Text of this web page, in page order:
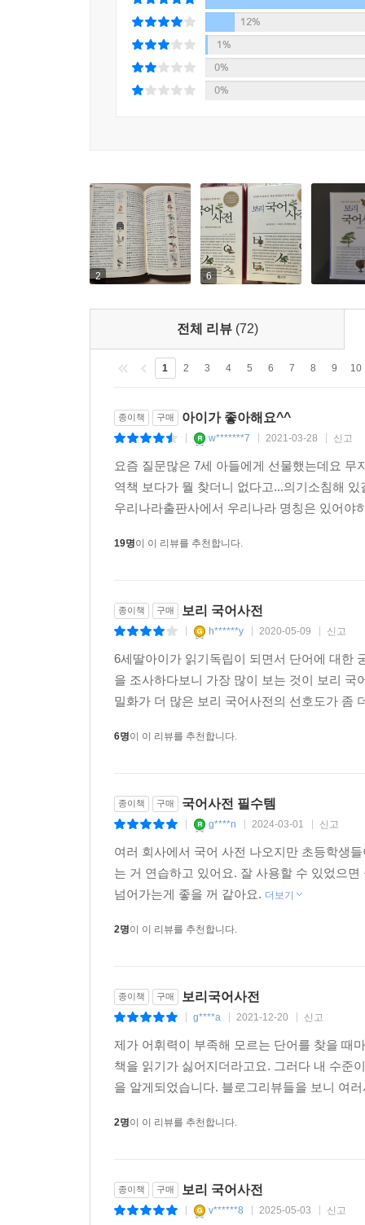
이전 2차 개정판까지는 같은 뜻을 지닌 낱말
찾아보도록 화살표로 안내했습니다. 그런데 그
곧바로 뜻을 알 수 있도록 했습니다. 올림말에
12%
1%
0%
0%
2 6
전체 리뷰 (72)
1 2 3 4 5 6 7 8 9 10
종이책 구매 아이가 좋아해요^^
w*******7 2021-03-28 신고
요즘 질문많은 7세 아들에게 선물했는데요
역책 보다가 뭘 찾더니 없다고...의기소침해
우리나라출판사에서 우리나라 명칭은 있어
19명이 이 리뷰를 추천합니다.
종이책 구매 보리 국어사전
h******y 2020-05-09 신고
6세딸아이가 읽기독립이 되면서 단어에 대한
을 조사하다보니 가장 많이 보는 것이 보리
밀화가 더 많은 보리 국어사전의 선호도가 좀
6명이 이 리뷰를 추천합니다.
종이책 구매 국어사전 필수템
g****n 2024-03-01 신고
여러 회사에서 국어 사전 나오지만 초등학생
는 거 연습하고 있어요. 잘 사용할 수 있었으
넘어가는게 좋을 꺼 같아요. 더보기
2명이 이 리뷰를 추천합니다.
종이책 구매 보리국어사전
g****a 2021-12-20 신고
제가 어휘력이 부족해 모르는 단어를 찾을 때
책을 읽기가 싫어지더라고요. 그러다 내 수준
을 알게되었습니다. 블로그리뷰들을 보니 여
2명이 이 리뷰를 추천합니다.
종이책 구매 보리 국어사전
v******8 2025-05-03 신고